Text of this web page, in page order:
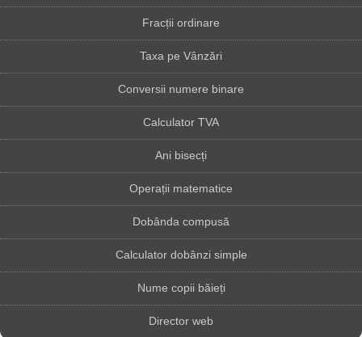
Fracții ordinare
Taxa pe Vânzări
Conversii numere binare
Calculator TVA
Ani bisecți
Operații matematice
Dobânda compusă
Calculator dobânzi simple
Nume copii băieți
Director web